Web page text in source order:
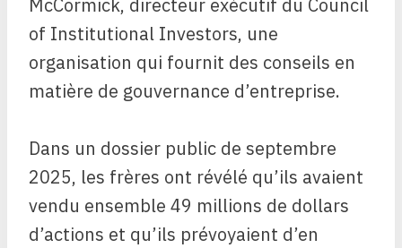
McCormick, directeur exécutif du Council
of Institutional Investors, une
organisation qui fournit des conseils en
matière de gouvernance d’entreprise.
Dans un dossier public de septembre
2025, les frères ont révélé qu’ils avaient
vendu ensemble 49 millions de dollars
d’actions et qu’ils prévoyaient d’en